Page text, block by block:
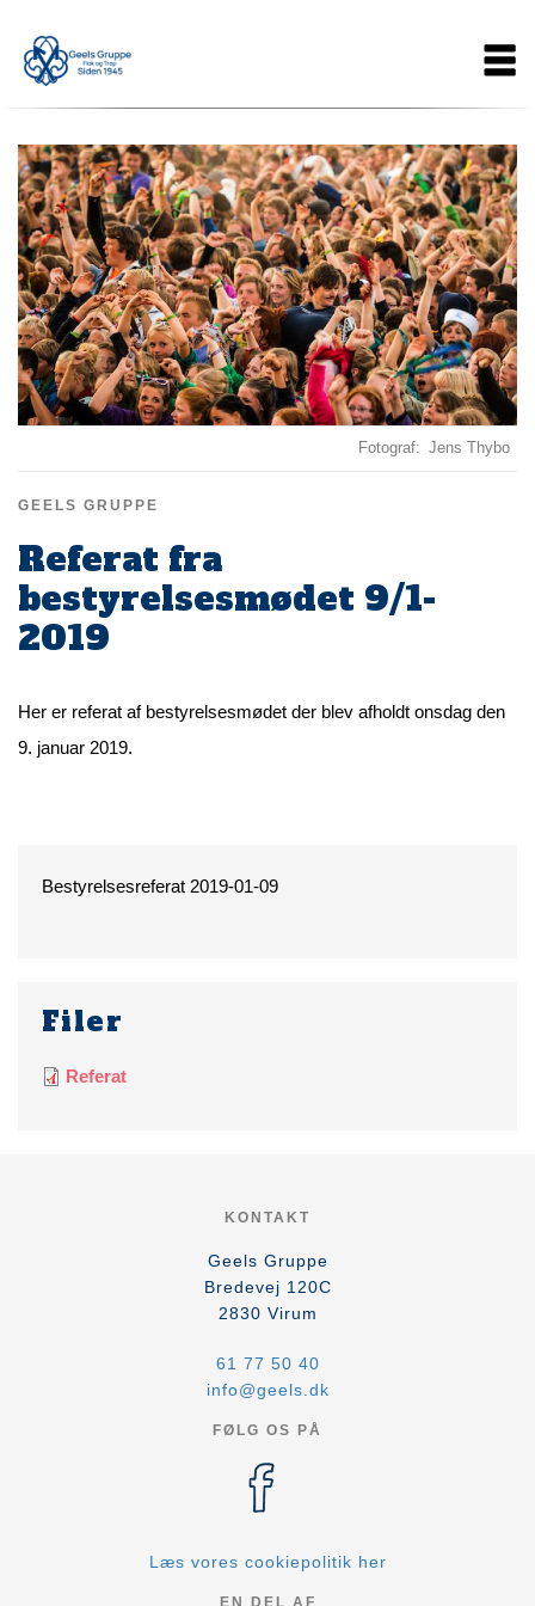
hovedindhold
Main
navigation
Fotograf Jens Thybo
GEELS GRUPPE
Referat fra
bestyrelsesmødet 9/1-
2019
Her er referat af bestyrelsesmødet der blev afholdt onsdag den
9. januar 2019.
Bestyrelsesreferat 2019-01-09
Filer
Referat
KONTAKT
Geels Gruppe
Bredevej 120C
2830 Virum
61 77 50 40
info@geels.dk
FØLG OS PÅ
Læs vores cookiepolitik her